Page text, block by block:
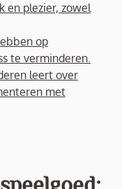
en plezier, zowel
op
te verminderen.
leert over
met